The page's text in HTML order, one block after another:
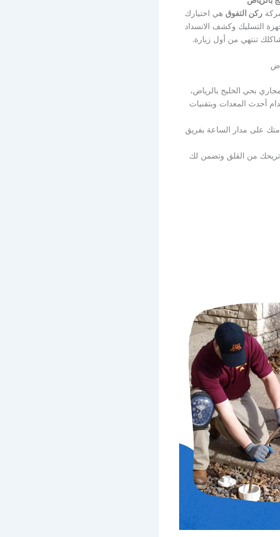
ركن التفوق هي اختيارك
التسليك وكشف الانسداد
تنتهي من أول زيارة.
بحي الخليج بالرياض،
أحدث المعدات وبتقنيات
على مدار الساعة بفريق
تريحك من القلق وتضمن لك